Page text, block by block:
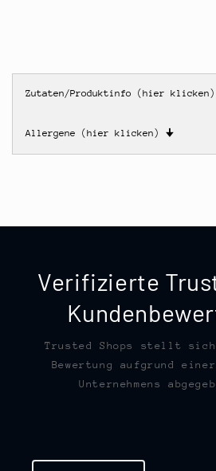
Zutaten/Produktinfo (hier klicken)
Allergene (hier klicken) 🠋
Verifizierte
Trusted Shops stellt
Bewertung aufgrund
Unternehmens